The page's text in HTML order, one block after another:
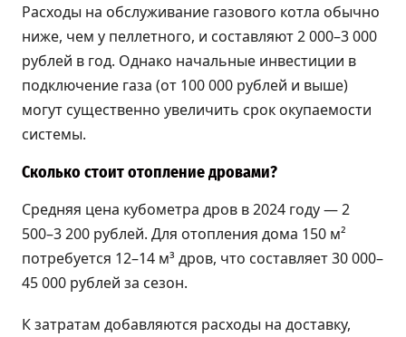
Расходы на обслуживание газового котла обычно
ниже, чем у пеллетного, и составляют 2 000–3 000
рублей в год. Однако начальные инвестиции в
подключение газа (от 100 000 рублей и выше)
могут существенно увеличить срок окупаемости
системы.
Сколько стоит отопление дровами?
Средняя цена кубометра дров в 2024 году — 2
500–3 200 рублей. Для отопления дома 150 м²
потребуется 12–14 м³ дров, что составляет 30 000–
45 000 рублей за сезон.
К затратам добавляются расходы на доставку,